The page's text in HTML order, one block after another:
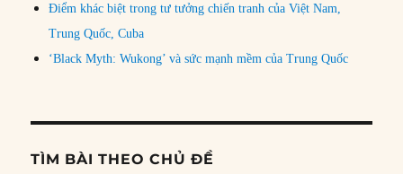
Điểm khác biệt trong tư tưởng chiến tranh của Việt Nam,
Trung Quốc, Cuba
‘Black Myth: Wukong’ và sức mạnh mềm của Trung Quốc
TÌM BÀI THEO CHỦ ĐỀ